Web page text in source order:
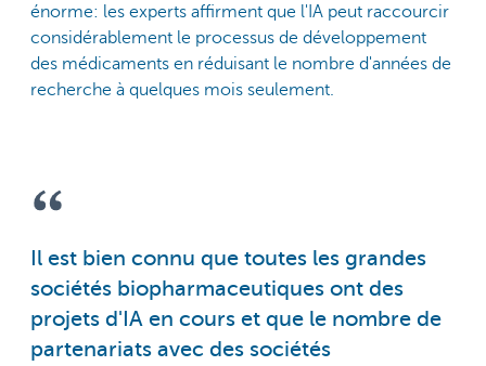
énorme: les experts affirment que l'IA peut raccourcir
considérablement le processus de développement
des médicaments en réduisant le nombre d'années de
recherche à quelques mois seulement.
Il est bien connu que toutes les grandes
sociétés biopharmaceutiques ont des
projets d'IA en cours et que le nombre de
partenariats avec des sociétés